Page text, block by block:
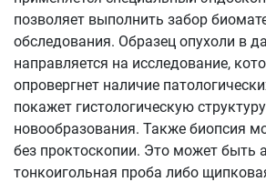
позволяет выполнить забор
обследования. Образец опухоли в
направляется на исследование,
опровергнет наличие
покажет гистологическую
новообразования. Также биопсия
без проктоскопии. Это может быть
тонкоигольная проба либо